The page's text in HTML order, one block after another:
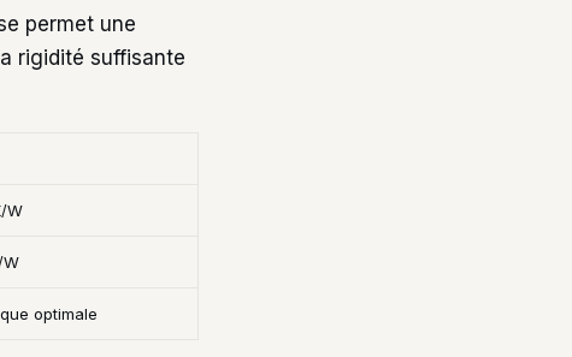
permet une
rigidité suffisante
W
W
optimale